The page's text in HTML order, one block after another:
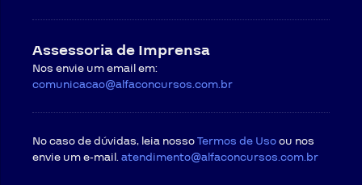
Assessoria de Imprensa
Nos envie um email em:
comunicacao@alfaconcursos.com.br
No caso de dúvidas, leia nossoTermos de Usoou nos
envie um e-mail.atendimento@alfaconcursos.com.br